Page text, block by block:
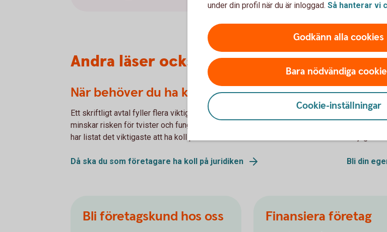
Andra läser också
När behöver du ha koll på juridiken?
Ett skriftligt avtal fyller flera viktiga syften. Det innebär en trygghet,
minskar risken för tvister och fungerar som en manual för samarbetet. Vi
har listat det viktigaste att ha koll på i olika situationer.
Då ska du som företagare ha koll på juridiken
Bli din
Har du
affärsidé
Bli din
Bli företagskund hos oss Finansiera företag
under din profil när du är inloggad. Så hanterar vi
Godkänn alla cookies
Bara nödvändiga
Cookie-inställningar